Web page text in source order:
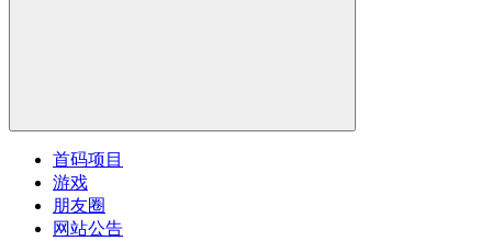
首码项目
游戏
朋友圈
网站公告